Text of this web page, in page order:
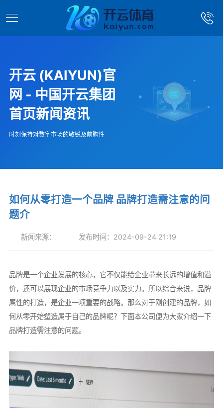
开云 (KAIYUN)官
网 - 中国开云集团
首页新闻资讯
时刻保持对数字市场的敏锐及前瞻性
如何从零打造一个品牌 品牌打造需注意的问
题介
新闻来源： 发布时间：2024-09-24 21:19
品牌是一个企业发展的核心，它不仅能给企业带来长远的增值和溢
价，还可以展现企业的市场竞争力以及实力。所以综合来说，品牌
属性的打造，是企业一项重要的战略。那么对于刚创建的品牌，如
何从零开始塑造属于自己的品牌呢？下面本公司便为大家介绍一下
品牌打造需注意的问题。